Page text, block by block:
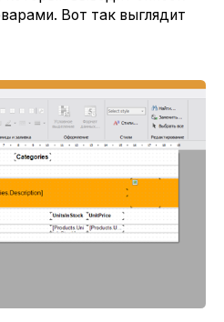
Вот так выглядит